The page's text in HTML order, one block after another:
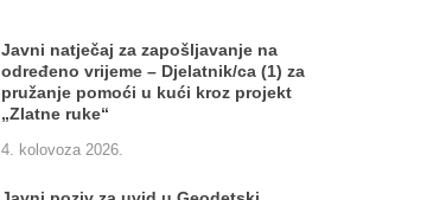
Javni natječaj za zapošljavanje na
određeno vrijeme – Djelatnik/ca (1) za
pružanje pomoći u kući kroz projekt
„Zlatne ruke“
4. kolovoza 2026.